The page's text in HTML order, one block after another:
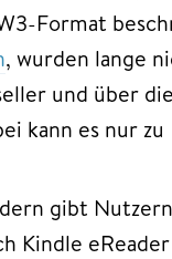
Format
, wurden lange
und über
kann es nur zu
gibt
Kindle